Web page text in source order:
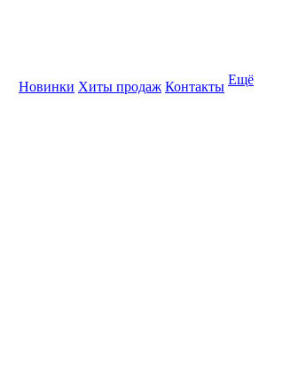
Новинки Хиты продаж Контакты Ещё